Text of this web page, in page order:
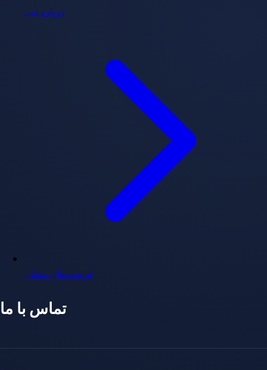
درباره دبی
فرصت‌های شغلی
تماس با ما